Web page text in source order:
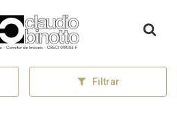
inicial
Filtrar